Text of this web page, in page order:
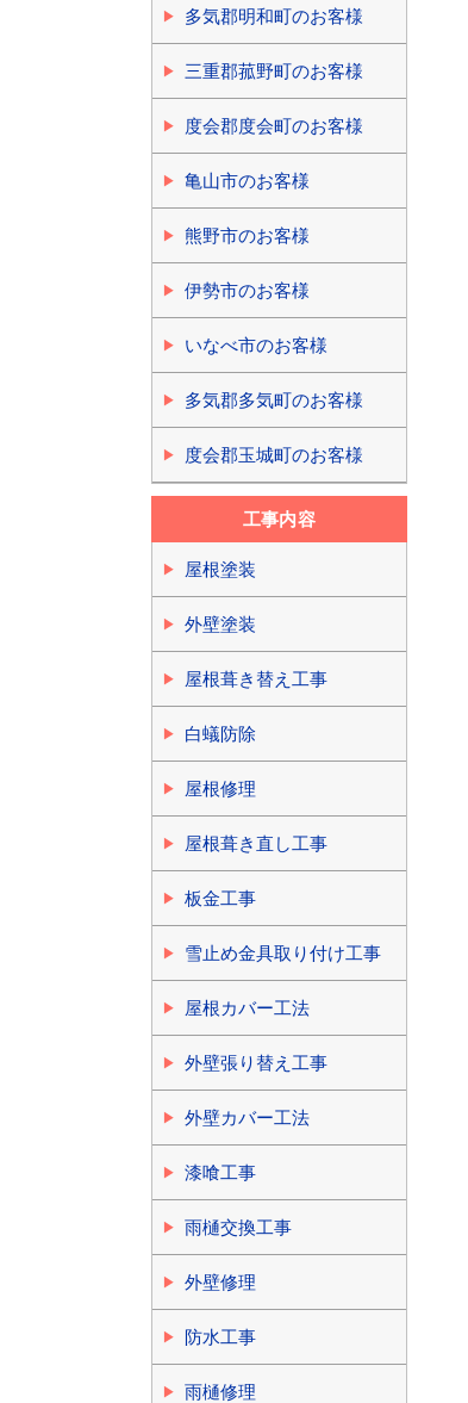
多気郡明和町のお客様
三重郡菰野町のお客様
度会郡度会町のお客様
亀山市のお客様
熊野市のお客様
伊勢市のお客様
いなべ市のお客様
多気郡多気町のお客様
度会郡玉城町のお客様
工事内容
屋根塗装
外壁塗装
屋根葺き替え工事
白蟻防除
屋根修理
屋根葺き直し工事
板金工事
雪止め金具取り付け工事
屋根カバー工法
外壁張り替え工事
外壁カバー工法
漆喰工事
雨樋交換工事
外壁修理
防水工事
雨樋修理